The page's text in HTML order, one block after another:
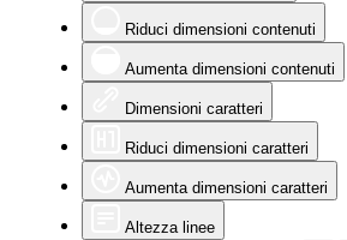
Riduci dimensioni contenuti
Aumenta dimensioni contenuti
Dimensioni caratteri
Riduci dimensioni caratteri
Aumenta dimensioni caratteri
Altezza linee